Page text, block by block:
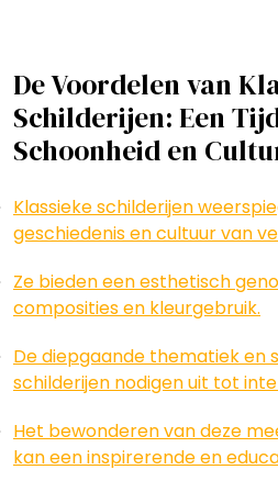
De Voordelen van
Schilderijen: Een
Schoonheid en
Klassieke schilderijen
geschiedenis en cultuur van
Ze bieden een esthetisch
composities en kleurgebruik.
De diepgaande thematiek en
schilderijen nodigen uit tot
Het bewonderen van deze
kan een inspirerende en